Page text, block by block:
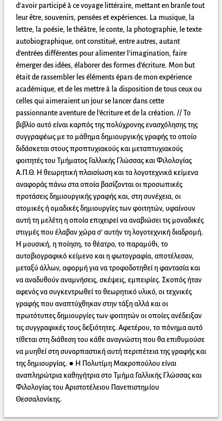
d’avoir participé à ce voyage littéraire, mettant en branle tout
leur être, souvenirs, pensées et expériences. La musique, la
lettre, la poésie, le théâtre, le conte, la photographie, le texte
autobiographique, ont constitué, entre autres, autant
d’entrées différentes pour alimenter l’imagination, faire
émerger des idées, élaborer des formes d’écriture. Mon but
était de rassembler les éléments épars de mon expérience
académique, et de les mettre à la disposition de tous ceux ou
celles qui aimeraient un jour se lancer dans cette
passionnante aventure de l’écriture et de la création. // Το
βιβλίο αυτό είναι καρπός της πολύχρονης ενασχόλησης της
συγγραφέως με το μάθημα δημιουργικής γραφής το οποίο
διδάσκεται στους προπτυχιακούς και μεταπτυχιακούς
φοιτητές του Τμήματος Γαλλικής Γλώσσας και Φιλολογίας
Α.Π.Θ. Η θεωρητική πλαισίωση και τα λογοτεχνικά κείμενα
αναφοράς πάνω στα οποία βασίζονται οι προσωπικές
προτάσεις δημιουργικής γραφής και, στη συνέχεια, οι
ατομικές ή ομαδικές δημιουργίες των φοιτητών, υφαίνουν
αυτή τη μελέτη η οποία επιχειρεί να αναβιώσει τις μοναδικές
στιγμές που έλαβαν χώρα σ’ αυτήν τη λογοτεχνική διαδρομή.
Η μουσική, η ποίηση, το θέατρο, το παραμύθι, το
αυτοβιογραφικό κείμενο και η φωτογραφία, αποτέλεσαν,
μεταξύ άλλων, αφορμή για να τροφοδοτηθεί η φαντασία και
να αναδυθούν αναμνήσεις, σκέψεις, εμπειρίες. Σκοπός ήταν
αφενός να συγκεντρωθεί το θεωρητικό υλικό, οι τεχνικές
γραφής που αναπτύχθηκαν στην τάξη αλλά και οι
πρωτότυπες δημιουργίες των φοιτητών οι οποίες ανέδειξαν
τις συγγραφικές τους δεξιότητες. Αφετέρου, το πόνημα αυτό
τίθεται στη διάθεση του κάθε αναγνώστη που θα επιθυμούσε
να μυηθεί στη συναρπαστική αυτή περιπέτεια της γραφής και
της δημιουργίας. ● Η Πολυτίμη Μακροπούλου είναι
αναπληρώτρια καθηγήτρια στο Τμήμα Γαλλικής Γλώσσας και
Φιλολογίας του Αριστοτέλειου Πανεπιστημίου
Θεσσαλονίκης.